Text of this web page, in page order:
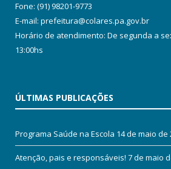
Fone: (91) 98201-9773
E-mail: prefeitura@colares.pa.gov.br
Horário de atendimento: De segunda a
13:00hs
ÚLTIMAS PUBLICAÇÕES
Programa Saúde na Escola 14 de maio de
Atenção, pais e responsáveis! 7 de maio